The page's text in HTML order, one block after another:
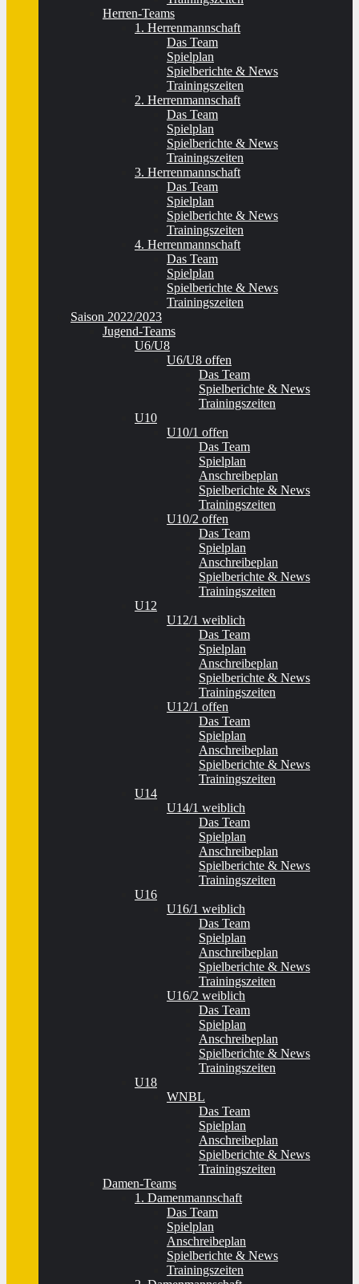
Herren-Teams
1. Herrenmannschaft
Das Team
Spielplan
Spielberichte & News
Trainingszeiten
2. Herrenmannschaft
Das Team
Spielplan
Spielberichte & News
Trainingszeiten
3. Herrenmannschaft
Das Team
Spielplan
Spielberichte & News
Trainingszeiten
4. Herrenmannschaft
Das Team
Spielplan
Spielberichte & News
Trainingszeiten
Saison 2022/2023
Jugend-Teams
U6/U8
U6/U8 offen
Das Team
Spielberichte & News
Trainingszeiten
U10
U10/1 offen
Das Team
Spielplan
Anschreibeplan
Spielberichte & News
Trainingszeiten
U10/2 offen
Das Team
Spielplan
Anschreibeplan
Spielberichte & News
Trainingszeiten
U12
U12/1 weiblich
Das Team
Spielplan
Anschreibeplan
Spielberichte & News
Trainingszeiten
U12/1 offen
Das Team
Spielplan
Anschreibeplan
Spielberichte & News
Trainingszeiten
U14
U14/1 weiblich
Das Team
Spielplan
Anschreibeplan
Spielberichte & News
Trainingszeiten
U16
U16/1 weiblich
Das Team
Spielplan
Anschreibeplan
Spielberichte & News
Trainingszeiten
U16/2 weiblich
Das Team
Spielplan
Anschreibeplan
Spielberichte & News
Trainingszeiten
U18
WNBL
Das Team
Spielplan
Anschreibeplan
Spielberichte & News
Trainingszeiten
Damen-Teams
1. Damenmannschaft
Das Team
Spielplan
Anschreibeplan
Spielberichte & News
Trainingszeiten